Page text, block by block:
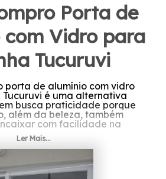
Porta de
com Vidro para
Tucuruvi
porta de alumínio com vidro
Tucuruvi é uma alternativa
busca praticidade porque
além da beleza, também
com facilidade na
de sua casa.
por onde compro
com vidro
Ler Mais...